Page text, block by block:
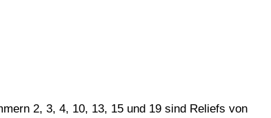
2, 3, 4, 10, 13, 15 und 19 sind Reliefs von